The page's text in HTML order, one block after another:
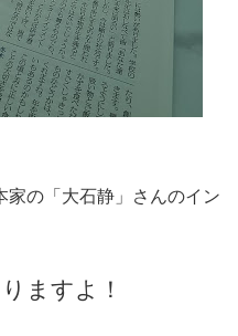
家の「大石静」さんのイン
ますよ！